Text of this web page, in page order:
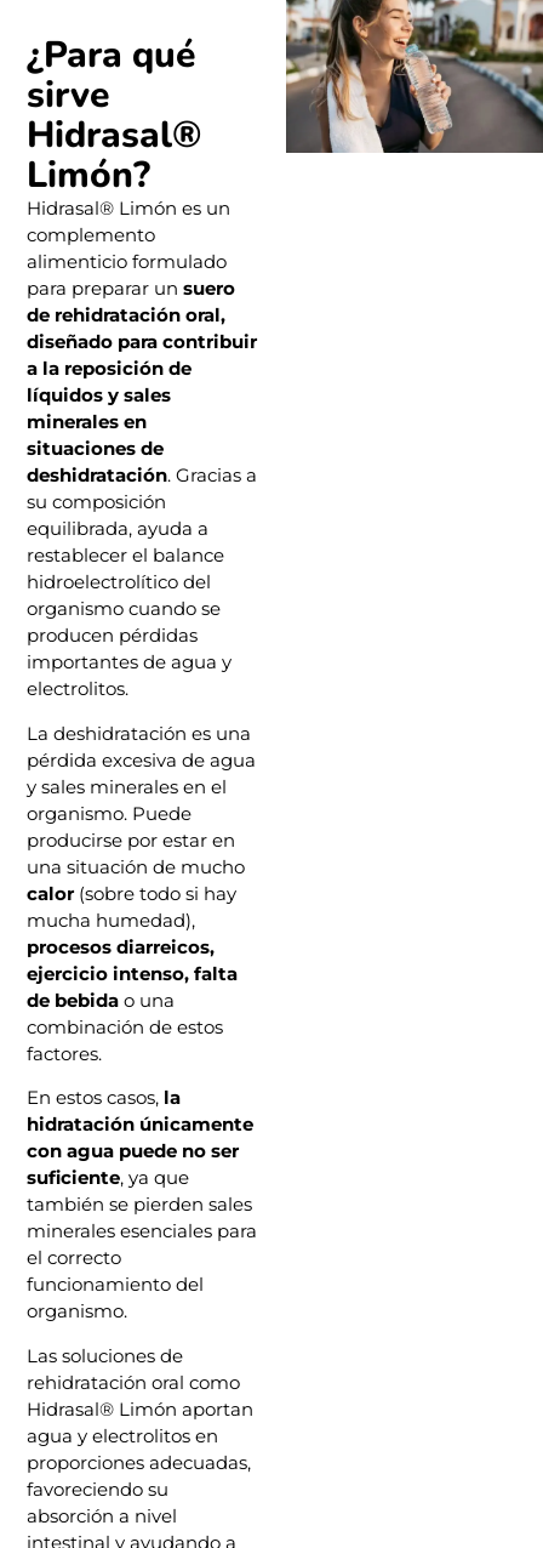
¿Para qué
sirve
Hidrasal®
Limón?
Hidrasal® Limón es un
complemento
alimenticio formulado
para preparar unsuero
de rehidratación oral,
diseñado para contribuir
a la reposición de
líquidos y sales
minerales en
situaciones de
deshidratación. Gracias a
su composición
equilibrada, ayuda a
restablecer el balance
hidroelectrolítico del
organismo cuando se
producen pérdidas
importantes de agua y
electrolitos.
La deshidratación es una
pérdida excesiva de agua
y sales minerales en el
organismo. Puede
producirse por estar en
una situación de mucho
calor(sobre todo si hay
mucha humedad),
procesos diarreicos,
ejercicio intenso, falta
de bebida o una
combinación de estos
factores.
En estos casos, la
hidratación únicamente
con agua puede no ser
suficiente, ya que
también se pierden sales
minerales esenciales para
el correcto
funcionamiento del
organismo.
Las soluciones de
rehidratación oral como
Hidrasal® Limón aportan
agua y electrolitos en
proporciones adecuadas,
favoreciendo su
absorción a nivel
intestinal y ayudando a